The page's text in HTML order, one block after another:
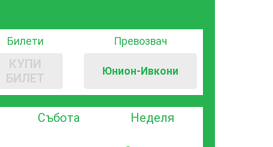
Билети
КУПИ
БИЛЕТ
Превозвач
Юнион-Ивкони
Събота Неделя